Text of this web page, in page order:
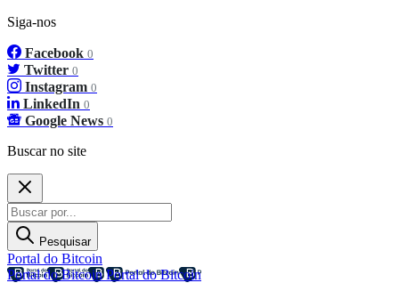
Siga-nos
Facebook 0
Twitter 0
Instagram 0
LinkedIn 0
Google News 0
Buscar no site
Pesquisar
Portal do Bitcoin
Portal do BitcoinPortal do Bitcoin